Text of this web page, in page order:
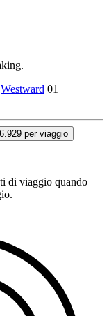
Westward 01
per viaggio
di viaggio quando